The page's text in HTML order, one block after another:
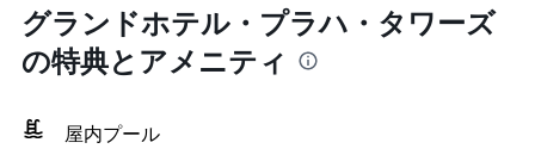
グランドホテル・プラハ・タワーズ
の特典とアメニティ
屋内プール